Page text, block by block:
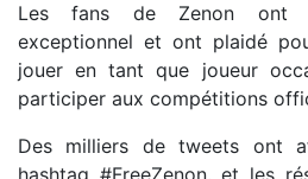
Les fans de Zenon ont
exceptionnel et ont plaidé
jouer en tant que joueur
participer aux compétitions
Des milliers de tweets ont
hashtag #FreeZenon, et les